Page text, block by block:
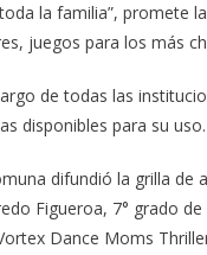
la familia”, promete
juegos para los más
de todas las
disponibles para su uso.
difundió la grilla de
Figueroa, 7° grado
Dance Moms